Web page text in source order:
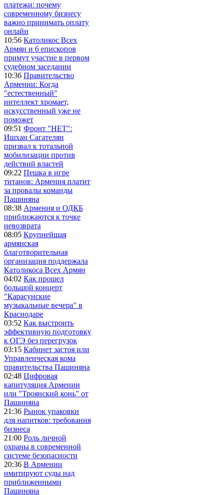
платежи: почему
современному бизнесу
важно принимать оплату
онлайн
10:56 Католикос Всех
Армян и 6 епископов
примут участие в первом
судебном заседании
10:36 Правительство
Армении: Когда
"естественный"
интеллект хромает,
искусственный уже не
поможет
09:51 Фронт "НЕТ":
Ишхан Сагателян
призвал к тотальной
мобилизации против
действий властей
09:22 Пешка в игре
титанов: Армения платит
за провалы команды
Пашиняна
08:38 Армения и ОДКБ
приближаются к точке
невозврата
08:05 Крупнейшая
армянская
благотворительная
организация поддержала
Католикоса Всех Армян
04:02 Как прошел
большой концерт
"Карасунские
музыкальные вечера" в
Краснодаре
03:52 Как выстроить
эффективную подготовку
к ОГЭ без перегрузок
03:15 Кабинет застоя или
Управленческая кома
правительства Пашиняна
02:48 Цифровая
капитуляция Армении
или "Троянский конь" от
Пашиняна
21:36 Рынок упаковки
для напитков: требования
бизнеса
21:00 Роль личной
охраны в современной
системе безопасности
20:36 В Армении
имитируют суды над
приближенными
Пашиняна